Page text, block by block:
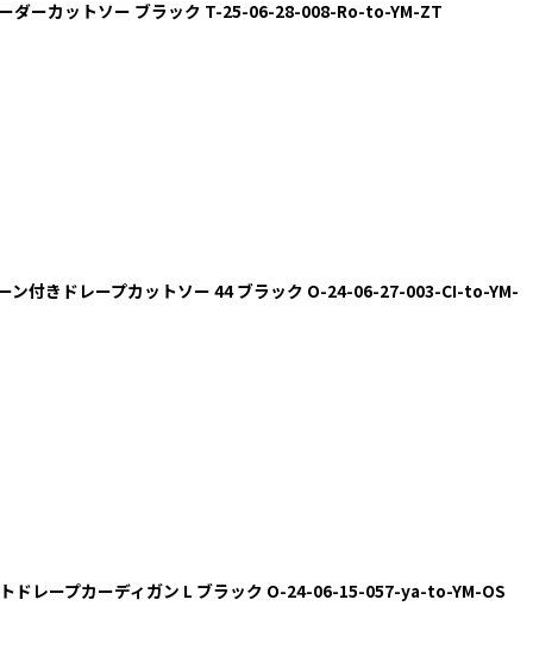
ダーカットソー ブラック T-25-06-28-008-Ro-to-YM-ZT
ン付きドレープカットソー 44 ブラック O-24-06-27-003-CI-to-YM-
ドレープカーディガン L ブラック O-24-06-15-057-ya-to-YM-OS